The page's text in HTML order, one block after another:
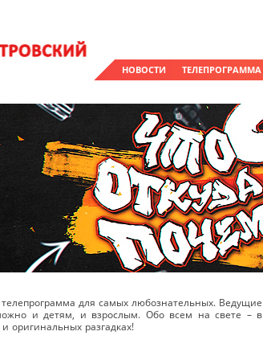
НОВОСТИ ТЕЛЕПРОГРАММА
телепрограмма для самых любознательных. Ведущие
и детям, и взрослым. Обо всем на свете – в
оригинальных разгадках!